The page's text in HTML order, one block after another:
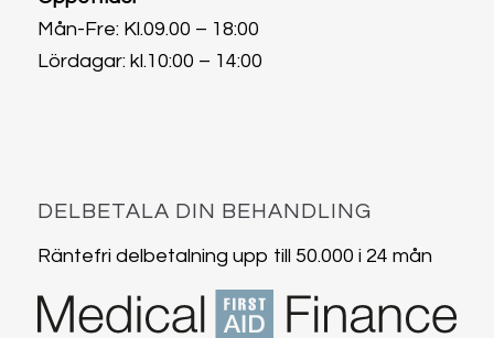
Mån-Fre: Kl.09.00 – 18:00
Lördagar: kl.10:00 – 14:00
DELBETALA DIN BEHANDLING
Räntefri delbetalning upp till 50.000 i 24 mån